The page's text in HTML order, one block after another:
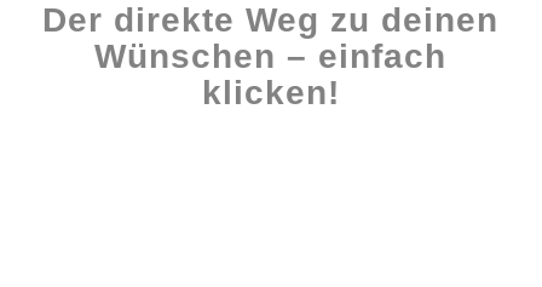
Der direkte Weg zu deinen
Wünschen – einfach
klicken!